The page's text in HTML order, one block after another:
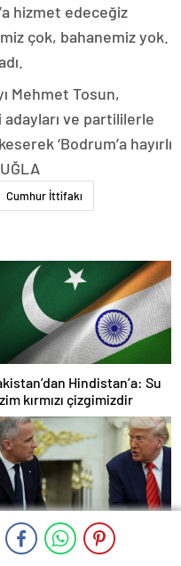
hizmet edeceğiz
çok, bahanemiz yok.
Mehmet Tosun,
ve partililerle
‘Bodrum’a hayırlı
Cumhur İttifakı
Hindistan’a: Su
kırmızı çizgimizdir
Trump, Kanada
Carney’i Beyaz’da